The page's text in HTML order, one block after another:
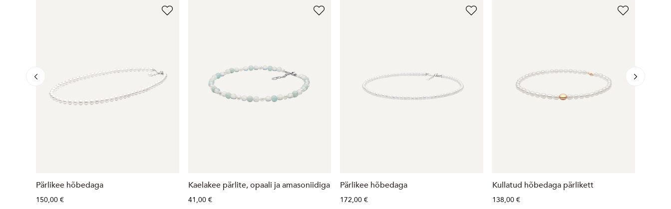
Pärlikee hõbedaga
150,00 €
Kaelakee pärlite, opaali ja amasoniidiga
41,00 €
Pärlikee hõbedaga
172,00 €
Kullatud hõbedaga pärlikett
138,00 €